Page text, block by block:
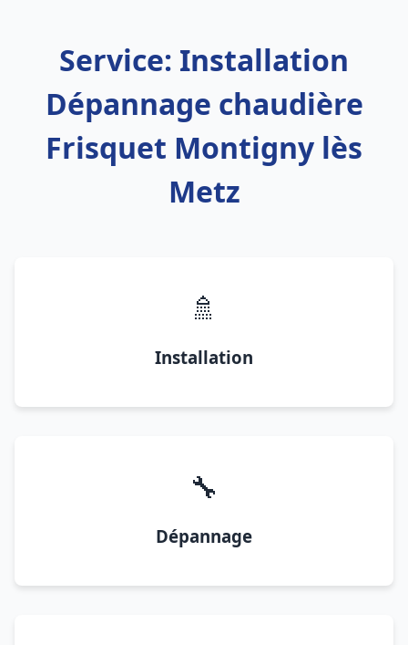
Service: Installation
Dépannage chaudière
Frisquet Montigny lès
Metz
🚿
Installation
🔧
Dépannage